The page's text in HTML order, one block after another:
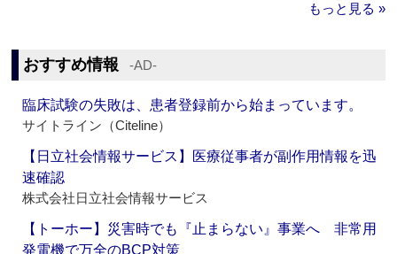
もっと見る »
おすすめ情報 ‐AD‐
臨床試験の失敗は、患者登録前から始まっています。
サイトライン（Citeline）
【日立社会情報サービス】医療従事者が副作用情報を迅
速確認
株式会社日立社会情報サービス
【トーホー】災害時でも『止まらない』事業へ 非常用
発電機で万全のBCP対策